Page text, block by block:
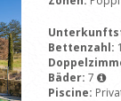
Bettenzahl:
Bäder: 7
Piscine: